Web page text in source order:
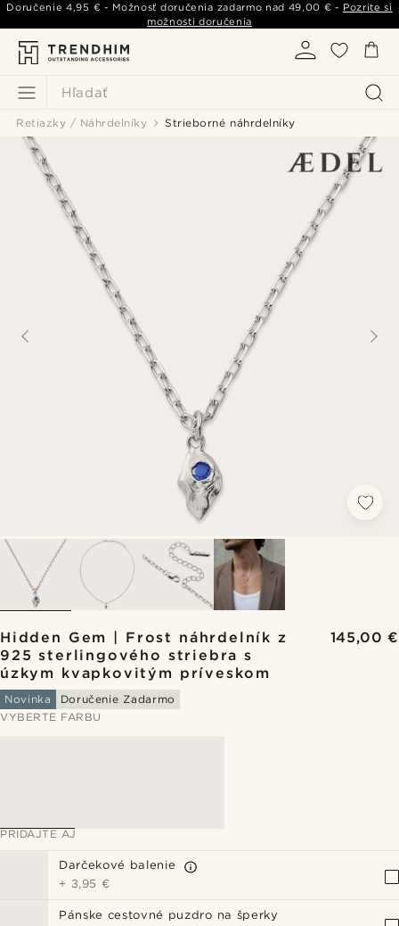
Hľadať
Doručenie4,95 € - Možnosť doručenia zadarmo nad 49,00 € - Pozrite si
možnosti doručenia
Retiazky / Náhrdelníky Strieborné náhrdelníky
Hidden Gem | Frost náhrdelník z
925 sterlingového striebra s
úzkym kvapkovitým príveskom
145,00 €
Novinka
Doručenie Zadarmo
VYBERTE FARBU
PRIDAJTE AJ
Darčekové balenie
+ 3,95 €
Pánske cestovné puzdro na šperky